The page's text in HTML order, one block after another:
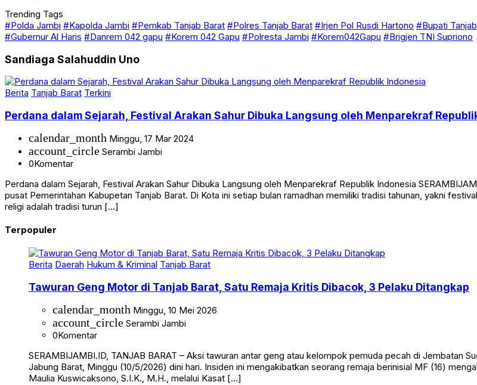
Trending Tags
#Polda Jambi #Kapolda Jambi #Pemkab Tanjab Barat #Polres Tanjab Barat #Irjen Pol Rusdi Hartono #Bupati
#Gubernur Al Haris #Danrem 042 gapu #Korem 042 Gapu #Polresta Jambi #Korem042Gapu #Brigjen TNI Supriono
Sandiaga Salahuddin Uno
Berita Tanjab Barat Terkini
Perdana dalam Sejarah, Festival Arakan Sahur Dibuka Langsung oleh Menparekraf
calendar_month Minggu, 17 Mar 2024
account_circle Serambi Jambi
0Komentar
Perdana dalam Sejarah, Festival Arakan Sahur Dibuka Langsung oleh Menparekraf Republik Indonesia
pusat Pemerintahan Kabupetan Tanjab Barat. Di Kota ini setiap bulan ramadhan memiliki tradisi tahunan, yakni
religi adalah tradisi turun […]
Terpopuler
Berita Daerah Hukum & Kriminal Tanjab Barat
Tawuran Geng Motor di Tanjab Barat, Satu Remaja Kritis Dibacok, 3 Pelaku Ditangkap
calendar_month Minggu, 10 Mei 2026
account_circle Serambi Jambi
0Komentar
SERAMBIJAMBI.ID, TANJAB BARAT – Aksi tawuran antar geng atau kelompok pemuda pecah di Jembatan
Jabung Barat, Minggu (10/5/2026) dini hari. Insiden ini mengakibatkan seorang remaja berinisial MF (16)
Maulia Kuswicaksono, S.I.K., M.H., melalui Kasat […]